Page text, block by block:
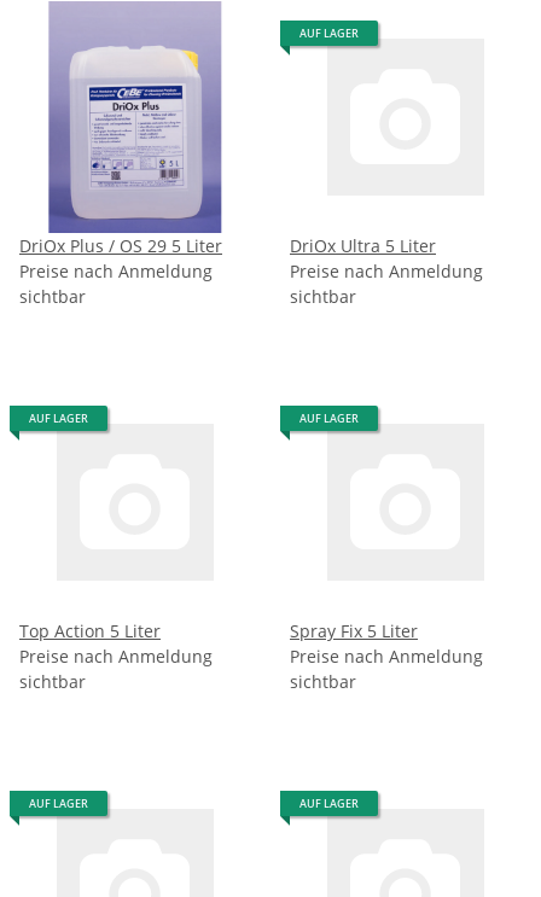
DriOx Plus / OS 29 5 Liter
Preise nach Anmeldung
sichtbar
AUF LAGER
DriOx Ultra 5 Liter
Preise nach Anmeldung
sichtbar
AUF LAGER
Top Action 5 Liter
Preise nach Anmeldung
sichtbar
AUF LAGER
Spray Fix 5 Liter
Preise nach Anmeldung
sichtbar
AUF LAGER AUF LAGER